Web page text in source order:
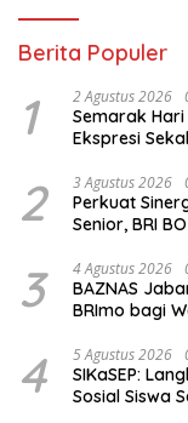
Berita Populer
1 2 Agustus 2026
Semarak
Ekspresi
2 3 Agustus 2026
Perkuat
Senior, BRI
3 4 Agustus 2026
BAZNAS
BRImo bagi
4 5 Agustus 2026
SIKaSEP:
Sosial Siswa